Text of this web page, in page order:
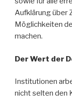
Aufklärung über
Möglichkeiten
machen.
Der Wert der
Institutionen
nicht selten den